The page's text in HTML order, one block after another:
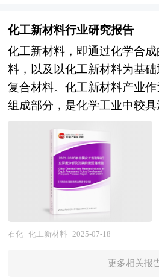
网、全国及海外多种相关报纸
布和提供的大量资料和数据，
国ADC芯片市场进行了分析
ADC芯片发展历程的基础上
因素，对中国ADC芯片的发
慎的预测论证。报告资料详
入的分析，又有直观的比较
烈的市场竞争中洞察先机，
环境调整经营策略。
经营状况等。报告还对化学农
测，为化学农药生产厂家、流
供了新的投资机会和可借鉴
学农药行业从事资本运作的
解目前中国化学农药行业发展
得该另一公司的控制权或管理
标公司的选定，目标公司资产
的选择、融资方式的选择，
的法律问题等等，面对这些
专业人才往往难以正确处理
顾问机构协助。 本报告由中
撰写，在大量周密的市场调
国家统计局、国家海关总署
务部、化学品行业相关协会
家部门、行业协会、国内外
的基础信息以及专业研究机
料，对我国化学品行业的发展
展趋势、行业技术等背景进
化工新材料行业研究报告
化工新材料，即通过化学合
料，以及以化工新材料为基
复合材料。化工新材料产业
组成部分，是化学工业中较
产业未来发展提供了有效的
及有机氟、有机硅、节能、
墨等多个新材料领域，是指
之中具有传统化工材料不具
殊功能的新型化工材料。与
材料具有质量轻、性能优异、
材料包括三类：一是新领域
石化 化工新材料 2025-07-18
更多相关报